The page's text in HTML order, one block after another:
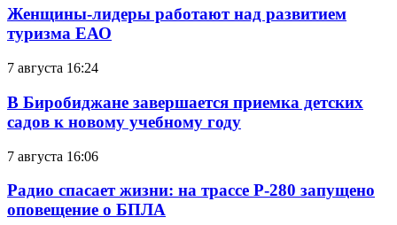
Женщины-лидеры работают над развитием
туризма ЕАО
7 августа 16:24
В Биробиджане завершается приемка детских
садов к новому учебному году
7 августа 16:06
Радио спасает жизни: на трассе Р-280 запущено
оповещение о БПЛА